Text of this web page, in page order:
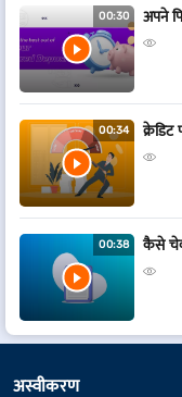
00:30 अपने
00:34
00:38 कैसे चेक
अस्वीकरण